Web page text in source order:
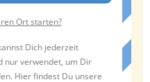
Ort starten?
Dich jederzeit
nur verwendet, um Dir
Hier findest Du unsere